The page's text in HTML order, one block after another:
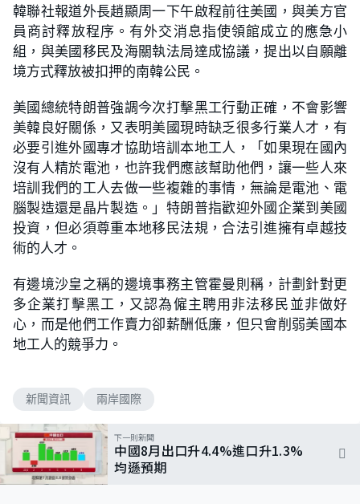
韓聯社報道外長趙顯周一下午啟程前往美國，與美方官
員商討釋放程序。有外交消息指使領館成立的應急小
組，與美國移民及海關執法局達成協議，提出以自願離
境方式釋放被扣押的南韓公民。
美國總統特朗普強調今次打擊黑工行動正確，不會影響
美韓良好關係，又表明美國現時缺乏很多行業人才，有
必要引進外國專才協助培訓本地工人，「如果現在國內
沒有人精於電池，也許我們應該幫助他們，讓一些人來
培訓我們的工人去做一些複雜的事情，無論是電池、電
腦製造還是晶片製造。」特朗普指歡迎外國企業到美國
投資，但必須尊重本地移民法規，合法引進擁有卓越技
術的人才。
有邊境沙皇之稱的邊境事務主管霍曼則稱，計劃針對更
多企業打擊黑工，又認為僱主聘用非法移民並非做好
心，而是他們工作賣力卻薪酬低廉，但只會削弱美國本
地工人的競爭力。
新聞資訊 兩岸國際
下一則新聞
中國8月出口升4.4%進口升1.3%
均遜預期